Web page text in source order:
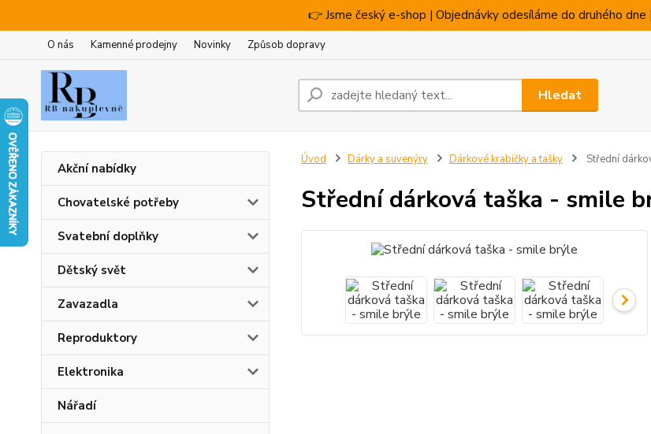
👉 Jsme český e-shop | Objednávky odesíláme do druhého
O nás Kamenné prodejny Novinky Způsob dopravy
Hledat
Akční nabídky
Chovatelské potřeby
Svatební doplňky
Dětský svět
Zavazadla
Reproduktory
Elektronika
Nářadí
Úvod Dárky a suvenýry Dárkové krabičky a tašky Střední
Střední dárková taška - smile